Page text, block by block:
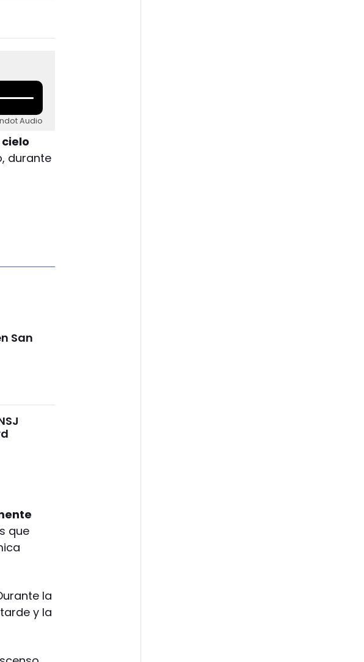
Audio
durante
San
que
la
y la